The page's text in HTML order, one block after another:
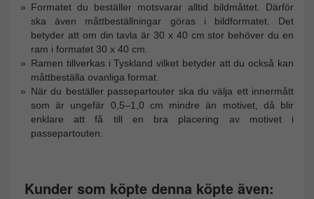
Formatet du beställer motsvarar alltid bildmåttet. Därför
ska även måttbeställningar göras i bildformatet. Det
betyder att om din tavla är 30 x 40 cm stor behöver du en
ram i formatet 30 x 40 cm.
Ramen tillverkas i Tyskland vilket betyder att du också kan
måttbeställa ovanliga format.
När du beställer passepartouter ska du välja ett innermått
som är ungefär 0,5–1,0 cm mindre än motivet, då blir
enklare att få till en bra placering av motivet i
passepartouten.
Kunder som köpte denna köpte även: